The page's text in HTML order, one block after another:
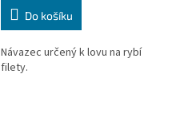
Do košíku
Návazec určený k lovu na rybí
filety.